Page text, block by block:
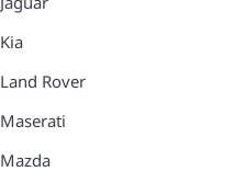
Kia
Land Rover
Maserati
Mazda